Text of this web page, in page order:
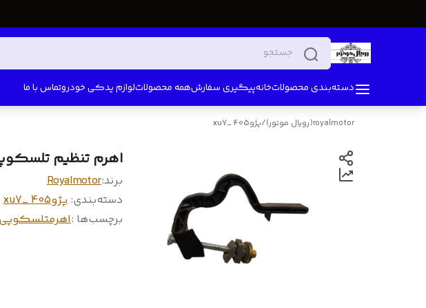
دسته‌بندی محصولاتخانهپیگیری سفارشهمه محصولاتلوازم یدکی خودروتماس با ما
royalmotor(رویال موتور) /پژو405 _xu7
اهرم تنظیم
برند:Royalmotor
دسته‌بندی: پژو405 _xu7
برچسب‌ها :اهرمتلسکوپی